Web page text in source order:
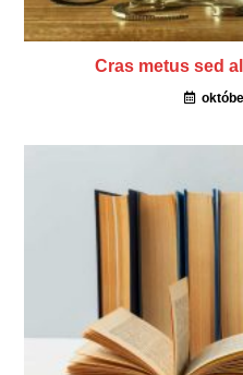
Cras metus sed